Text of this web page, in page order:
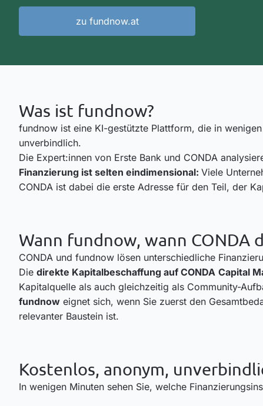
zu fundnow.at
Was ist fundnow?
fundnow ist eine KI-gestützte Plattform, die in
unverbindlich.
Die Expert:innen von Erste Bank und CONDA
Finanzierung ist selten eindimensional: Viele
CONDA ist dabei die erste Adresse für den Teil, der
Wann fundnow, wann CONDA
CONDA und fundnow lösen unterschiedliche
Die direkte Kapitalbeschaffung auf CONDA Capital
Kapitalquelle als auch gleichzeitig als Community-
fundnow eignet sich, wenn Sie zuerst den
relevanter Baustein ist.
Kostenlos, anonym,
In wenigen Minuten sehen Sie, welche